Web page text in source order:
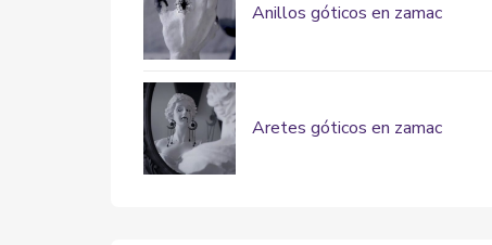
Anillos góticos en zamac
Aretes góticos en zamac